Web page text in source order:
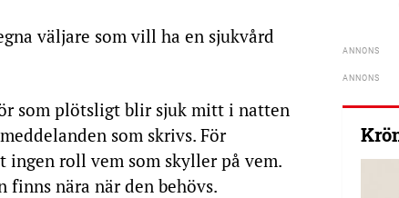
väljare som vill ha en sjukvård
som plötsligt blir sjuk mitt i natten
som skrivs. För
roll vem som skyller på vem.
finns nära när den behövs.